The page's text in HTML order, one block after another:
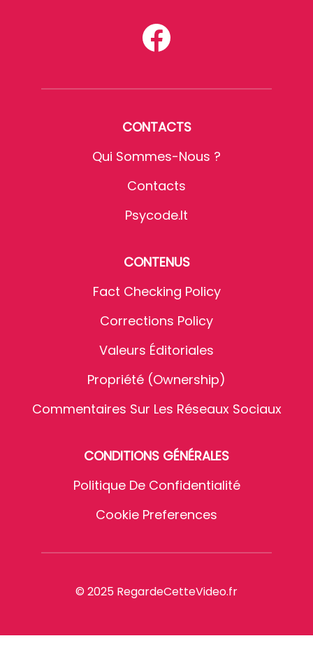
CONTACTS
Qui Sommes-Nous ?
Contacts
Psycode.it
CONTENUS
Fact Checking Policy
Corrections Policy
Valeurs Éditoriales
Propriété (Ownership)
Commentaires Sur Les Réseaux Sociaux
CONDITIONS GÉNÉRALES
Politique De Confidentialité
Cookie Preferences
© 2025 RegardeCetteVideo.fr